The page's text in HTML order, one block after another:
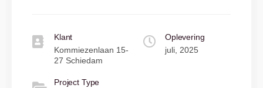
Klant
Kommiezenlaan 15-
27 Schiedam
Oplevering
juli, 2025
Project Type